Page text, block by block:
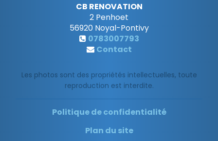
CB RENOVATION
2 Penhoet
56920 Noyal-Pontivy
0783007793
Contact
Les photos sont des propriétés intellectuelles, toute
reproduction est interdite.
Politique de confidentialité
Plan du site